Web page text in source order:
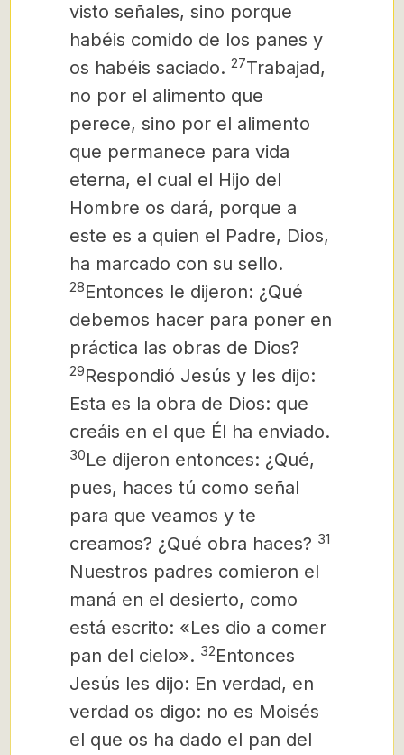
visto señales, sino porque
habéis comido de los panes y
os habéis saciado. 27Trabajad,
no por el alimento que
perece, sino por el alimento
que permanece para vida
eterna, el cual el Hijo del
Hombre os dará, porque a
este es a quien el Padre, Dios,
ha marcado con su sello.
28Entonces le dijeron: ¿Qué
debemos hacer para poner en
práctica las obras de Dios?
29Respondió Jesús y les dijo:
Esta es la obra de Dios: que
creáis en el que Él ha enviado.
30Le dijeron entonces: ¿Qué,
pues, haces tú como señal
para que veamos y te
creamos? ¿Qué obra haces? 31
Nuestros padres comieron el
maná en el desierto, como
está escrito: «Les dio a comer
pan del cielo». 32Entonces
Jesús les dijo: En verdad, en
verdad os digo: no es Moisés
el que os ha dado el pan del